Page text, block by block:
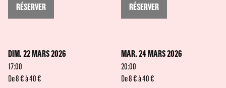
RÉSERVER RÉSERVER
DIM. 22 MARS 2026
17:00
De 8 € à 40 €
MAR. 24 MARS 2026
20:00
De 8 € à 40 €